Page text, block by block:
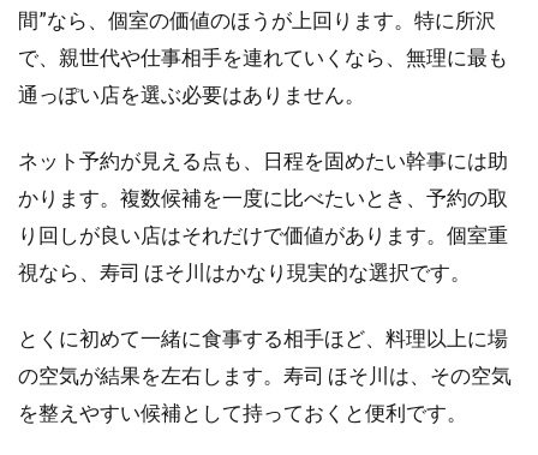
間”なら、個室の価値のほうが上回ります。特に所沢
で、親世代や仕事相手を連れていくなら、無理に最も
通っぽい店を選ぶ必要はありません。
ネット予約が見える点も、日程を固めたい幹事には助
かります。複数候補を一度に比べたいとき、予約の取
り回しが良い店はそれだけで価値があります。個室重
視なら、寿司 ほそ川はかなり現実的な選択です。
とくに初めて一緒に食事する相手ほど、料理以上に場
の空気が結果を左右します。寿司 ほそ川は、その空気
を整えやすい候補として持っておくと便利です。